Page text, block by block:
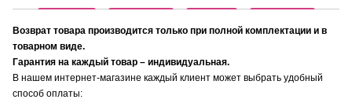
Возврат товара производится только при полной комплектации и в
товарном виде.
Гарантия на каждый товар – индивидуальная.
В нашем интернет-магазине каждый клиент может выбрать удобный
способ оплаты: